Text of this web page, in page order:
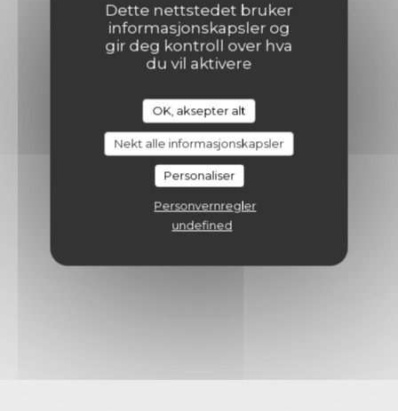
Dette nettstedet bruker
informasjonskapsler og
gir deg kontroll over hva
du vil aktivere
OK, aksepter alt
Nekt alle informasjonskapsler
Personaliser
Personvernregler
undefined